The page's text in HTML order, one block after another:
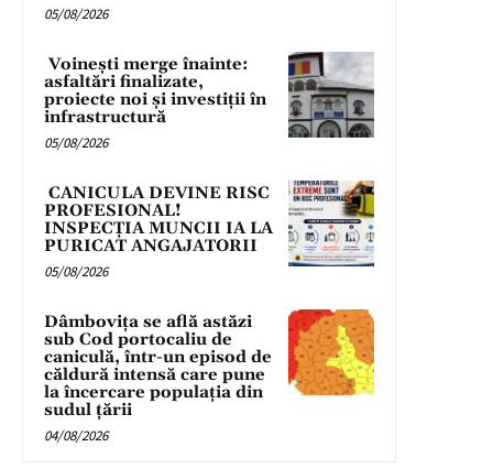
05/08/2026
Voinești merge înainte:
asfaltări finalizate,
proiecte noi și investiții în
infrastructură
05/08/2026
CANICULA DEVINE RISC
PROFESIONAL!
INSPECȚIA MUNCII IA LA
PURICAT ANGAJATORII
05/08/2026
Dâmbovița se află astăzi
sub Cod portocaliu de
caniculă, într-un episod de
căldură intensă care pune
la încercare populația din
sudul țării
04/08/2026